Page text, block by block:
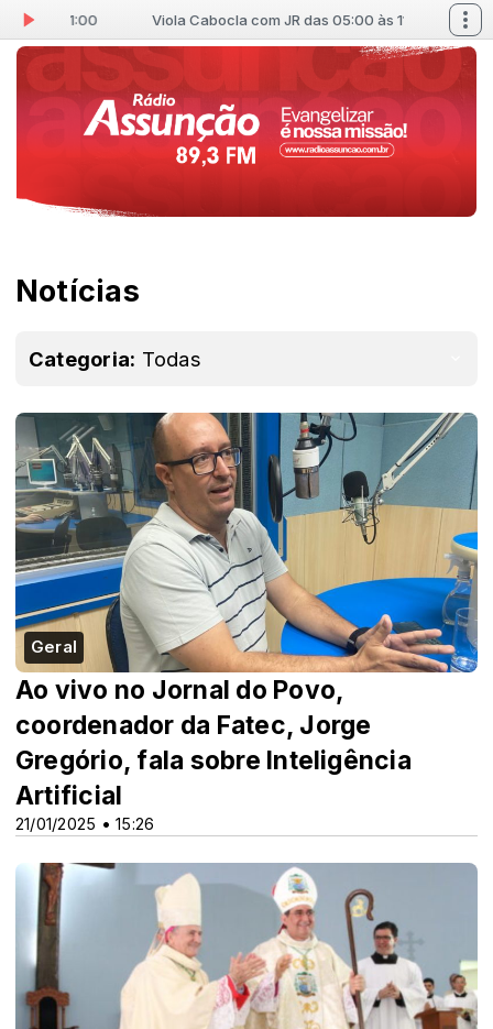
11:00 Viola Cabocla com JR das 05:00 às 11:00
Notícias
Categoria: Todas
Geral
21/01/2025 • 15:26
Ao vivo no Jornal do Povo,
coordenador da Fatec, Jorge
Gregório, fala sobre Inteligência
Artificial